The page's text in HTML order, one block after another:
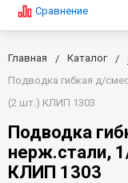
Сравнение
Главная Каталог
Подводка гибкая д/
(2 шт.) КЛИП 1303
Подводка
нерж.стали,
КЛИП 1303